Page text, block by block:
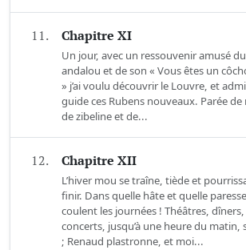
11. Chapitre XI
Un jour, avec un ressouvenir amusé
andalou et de son « Vous êtes un
» j’ai voulu découvrir le Louvre, et
guide ces Rubens nouveaux. Parée
de zibeline et de...
12. Chapitre XII
L’hiver mou se traîne, tiède et
finir. Dans quelle hâte et quelle
coulent les journées ! Théâtres,
concerts, jusqu’à une heure du matin,
; Renaud plastronne, et moi...